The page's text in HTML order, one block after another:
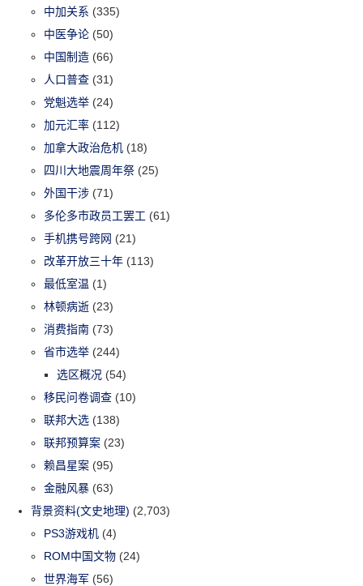
中加关系 (335)
中医争论 (50)
中国制造 (66)
人口普查 (31)
党魁选举 (24)
加元汇率 (112)
加拿大政治危机 (18)
四川大地震周年祭 (25)
外国干涉 (71)
多伦多市政员工罢工 (61)
手机携号跨网 (21)
改革开放三十年 (113)
最低室温 (1)
林顿病逝 (23)
消费指南 (73)
省市选举 (244)
选区概况 (54)
移民问卷调查 (10)
联邦大选 (138)
联邦预算案 (23)
赖昌星案 (95)
金融风暴 (63)
背景资料(文史地理) (2,703)
PS3游戏机 (4)
ROM中国文物 (24)
世界海军 (56)